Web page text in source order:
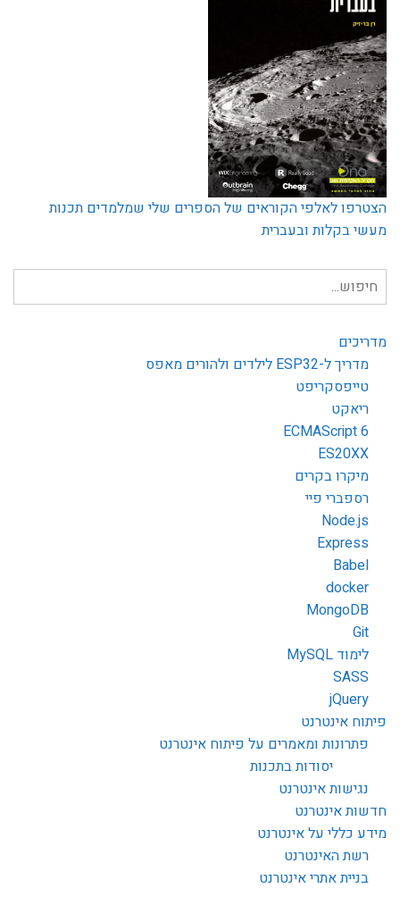
הצטרפו לאלפי הקוראים של הספרים שלי שמלמדים תכנות
מעשי בקלות ובעברית
חיפוש
עבור:
מדריכים
מדריך ל-ESP32 לילדים ולהורים מאפס
טייפסקריפט
ריאקט
ECMAScript 6
ES20XX
מיקרו בקרים
רספברי פיי
Node.js
Express
Babel
docker
MongoDB
Git
לימוד MySQL
SASS
jQuery
פיתוח אינטרנט
פתרונות ומאמרים על פיתוח אינטרנט
יסודות בתכנות
נגישות אינטרנט
חדשות אינטרנט
מידע כללי על אינטרנט
רשת האינטרנט
בניית אתרי אינטרנט